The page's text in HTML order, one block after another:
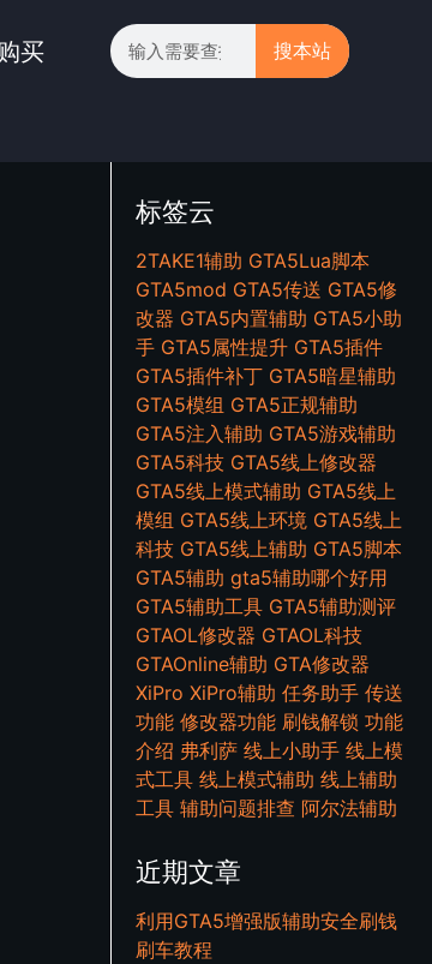
购买 搜本站
标签云
2TAKE1辅助 GTA5Lua脚本
GTA5mod GTA5传送 GTA5修
改器 GTA5内置辅助 GTA5小助
手 GTA5属性提升 GTA5插件
GTA5插件补丁 GTA5暗星辅助
GTA5模组 GTA5正规辅助
GTA5注入辅助 GTA5游戏辅助
GTA5科技 GTA5线上修改器
GTA5线上模式辅助 GTA5线上
模组 GTA5线上环境 GTA5线上
科技 GTA5线上辅助 GTA5脚本
GTA5辅助 gta5辅助哪个好用
GTA5辅助工具 GTA5辅助测评
GTAOL修改器 GTAOL科技
GTAOnline辅助 GTA修改器
XiPro XiPro辅助 任务助手 传送
功能 修改器功能 刷钱解锁 功能
介绍 弗利萨 线上小助手 线上模
式工具 线上模式辅助 线上辅助
工具 辅助问题排查 阿尔法辅助
近期文章
利用GTA5增强版辅助安全刷钱
刷车教程